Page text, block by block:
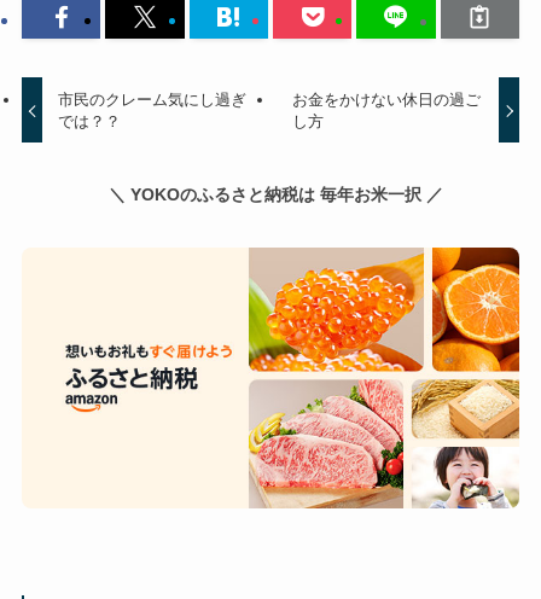
市民のクレーム気にし過ぎ
では？？
お金をかけない休日の過ご
し方
＼ YOKOのふるさと納税は 毎年お米一択 ／